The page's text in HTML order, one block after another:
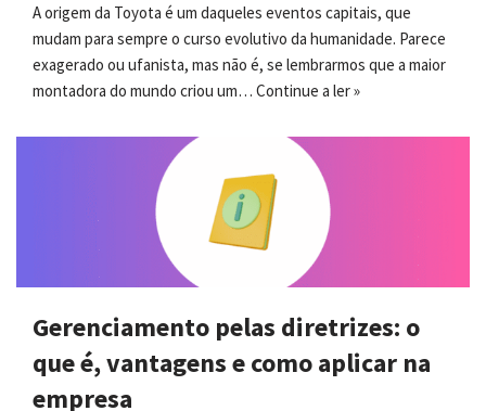
A origem da Toyota é um daqueles eventos capitais, que
mudam para sempre o curso evolutivo da humanidade. Parece
exagerado ou ufanista, mas não é, se lembrarmos que a maior
montadora do mundo criou um… Continue a ler »
Gerenciamento pelas diretrizes: o
que é, vantagens e como aplicar na
empresa